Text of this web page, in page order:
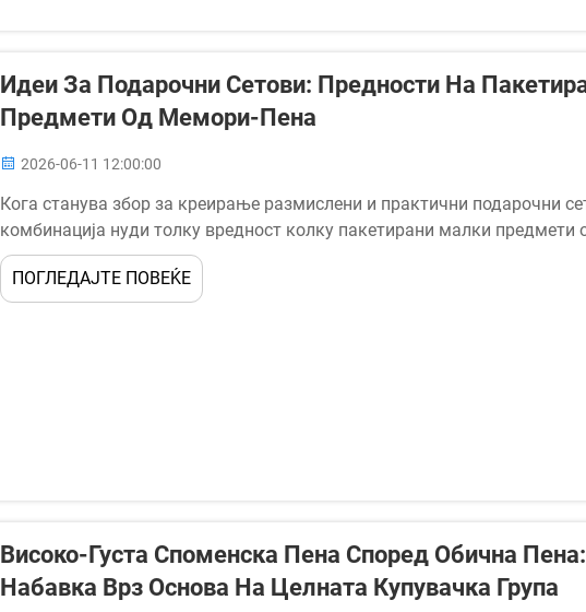
Идеи За Подарочни Сетови: Предности На
Предмети Од Мемори-Пена
2026-06-11 12:00:00
Кога станува збор за креирање размислени и практични подарочни
комбинација нуди толку вредност колку пакетирани малки
компактни производи, чиј фокус е на удобноста, станаа стандард во
подароци точно затоа што ги решаваат секојдневните...
ПОГЛЕДАЈТЕ ПОВЕЌЕ
Високо-Густа Споменска Пена Според Обична
Набавка Врз Основа На Целната Купувачка Група